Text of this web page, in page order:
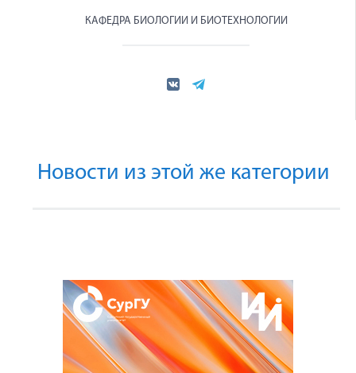
КАФЕДРА БИОЛОГИИ И БИОТЕХНОЛОГИИ
Новости из этой же категории